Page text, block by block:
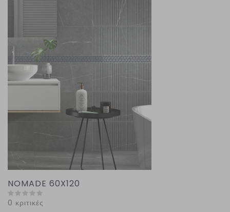
NOMADE 60X120
0 κριτικές